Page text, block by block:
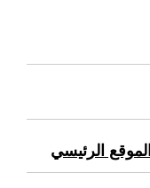
الرئيسي